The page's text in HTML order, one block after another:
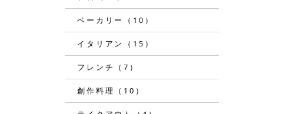
ベーカリー（10）
イタリアン（15）
フレンチ（7）
創作料理（10）